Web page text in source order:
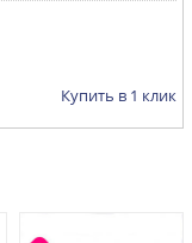
Купить в 1 клик